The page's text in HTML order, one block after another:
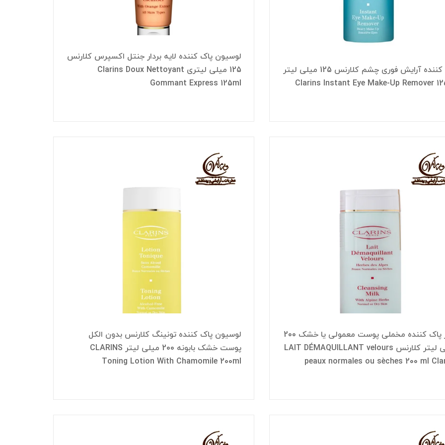
پاک کننده آرایش فوری چشم کلارنس 125 میلی لیتر
Clarins Instant Eye Make-Up Remover
لوسیون پاک کننده لایه بردار جنتل اکسپرس کلارنس
125 میلی لیتری Clarins Doux Nettoyant
Gommant Express 125ml
شیر پاک کننده مخملی پوست معمولی یا خشک 200
میلی لیتر کلارنس LAIT DÉMAQUILLANT velours
peaux normales ou sèches 200 ml
لوسیون پاک کننده تونینگ کلارنس بدون الکل
پوست خشک بابونه 200 میلی لیتر CLARINS
Toning Lotion With Chamomile 200ml